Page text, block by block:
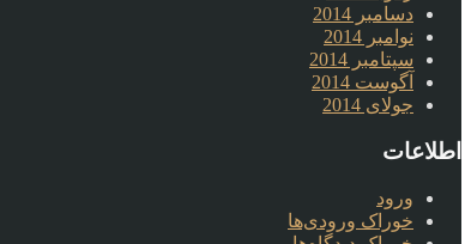
دسامبر 2014
نوامبر 2014
سپتامبر 2014
آگوست 2014
جولای 2014
اطلاعات
ورود
خوراک ورودی‌ها